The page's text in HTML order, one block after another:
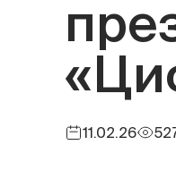
11.02.26